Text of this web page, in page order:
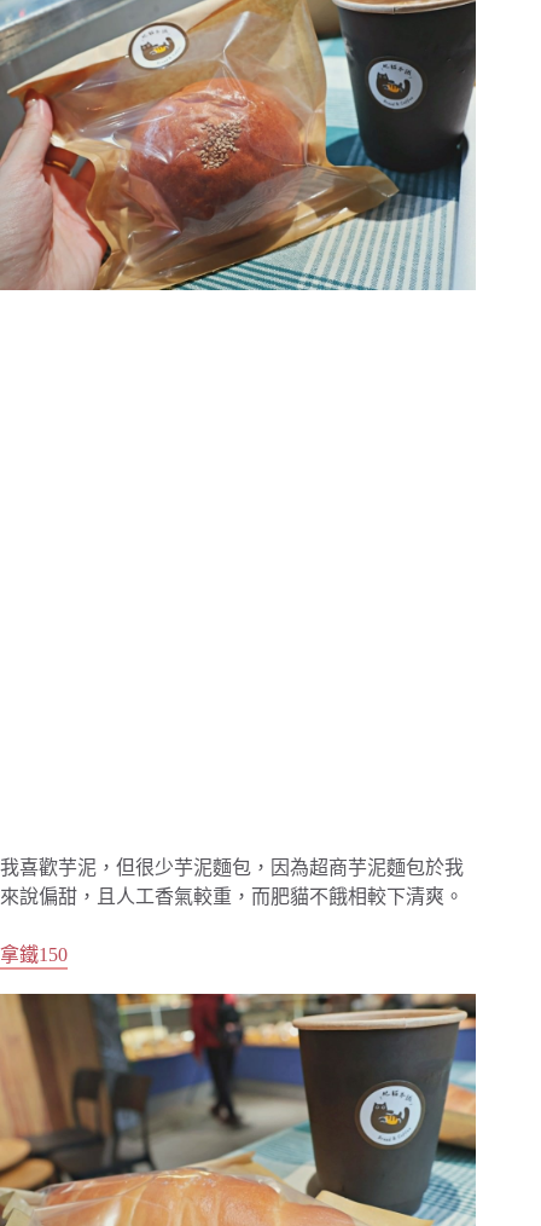
我喜歡芋泥，但很少芋泥麵包，因為超商芋泥麵包於我
來說偏甜，且人工香氣較重，而肥貓不餓相較下清爽。
拿鐵150